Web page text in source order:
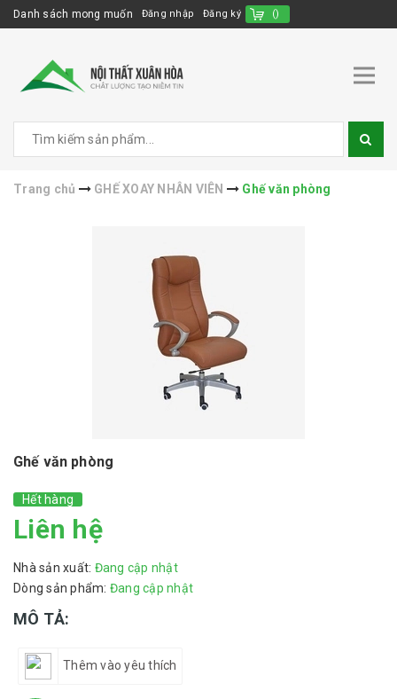
Danh sách mong muốn Đăng nhập Đăng ký ()
Trang chủ GHẾ XOAY NHÂN VIÊN Ghế văn phòng
Ghế văn phòng
Hết hàng
Liên hệ
Nhà sản xuất: Đang cập nhật
Dòng sản phẩm: Đang cập nhật
MÔ TẢ:
Thêm vào yêu thích